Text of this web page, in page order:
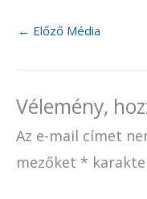
← Előző Média
Vélemény,
Az e-mail címet
mezőket *